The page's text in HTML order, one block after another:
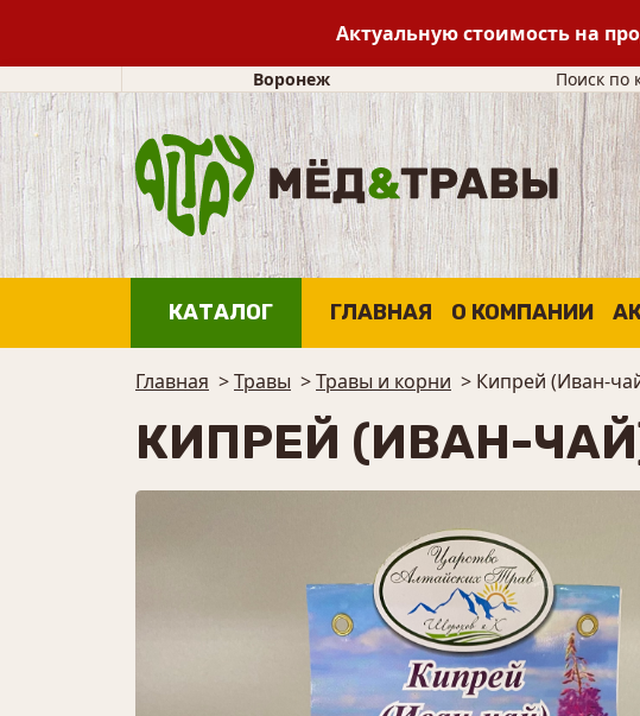
Актуальную стоимость на
Воронеж Поиск по
КАТАЛОГ ГЛАВНАЯ О КОМПАНИИ
Главная >Травы >Травы и корни > Кипрей (Иван-
КИПРЕЙ (ИВАН-